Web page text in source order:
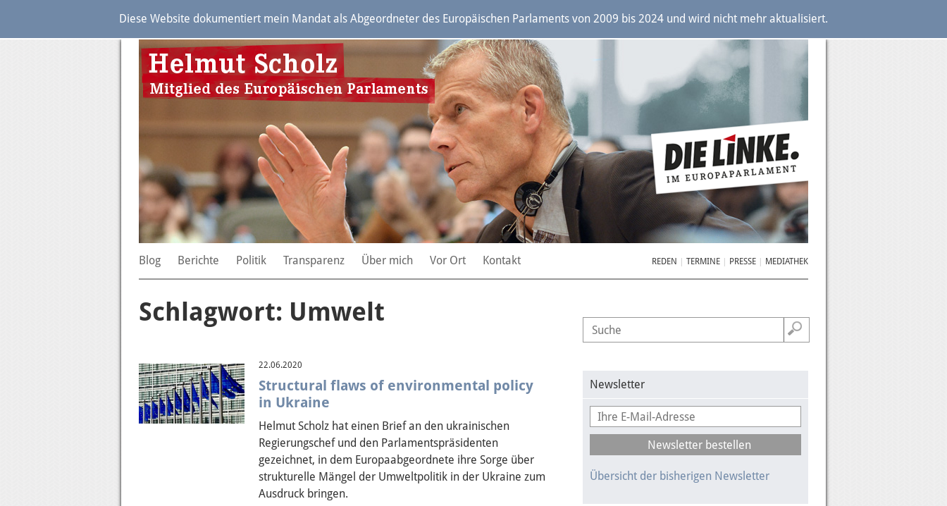
Diese Website dokumentiert mein Mandat als Abgeordneter des Europäischen Parlaments von 2009 bis 2024 und wird nicht mehr aktualisiert.
Blog Berichte Politik Transparenz Über mich Vor Ort Kontakt REDEN TERMINE PRESSE MEDIATHEK
Schlagwort: Umwelt
22.06.2020
Structural flaws of environmental policy
in Ukraine
Helmut Scholz hat einen Brief an den ukrainischen
Regierungschef und den Parlamentspräsidenten
gezeichnet, in dem Europaabgeordnete ihre Sorge über
strukturelle Mängel der Umweltpolitik in der Ukraine zum
Ausdruck bringen.
Newsletter
Übersicht der bisherigen Newsletter